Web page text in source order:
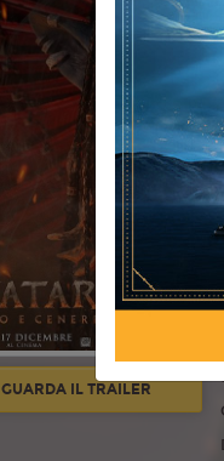
GUARDA IL TRAILER